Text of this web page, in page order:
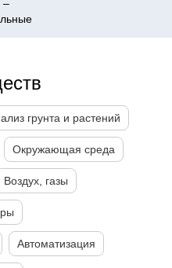
грунта и растений
Окружающая среда
Воздух, газы
Автоматизация